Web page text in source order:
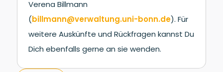
Verena Billmann
(billmann@verwaltung.uni-bonn.de). Für
weitere Auskünfte und Rückfragen kannst Du
Dich ebenfalls gerne an sie wenden.